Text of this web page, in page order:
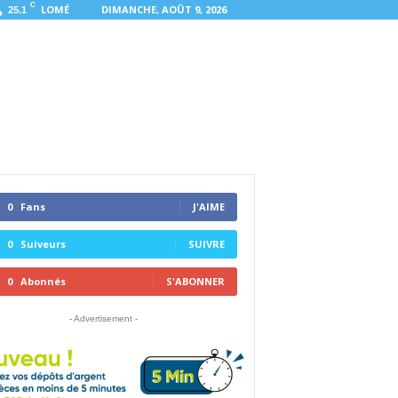
25.1 C LOMÉ DIMANCHE, AOÛT 9, 2026
0 Fans J'AIME
0 Suiveurs SUIVRE
0 Abonnés S'ABONNER
- Advertisement -